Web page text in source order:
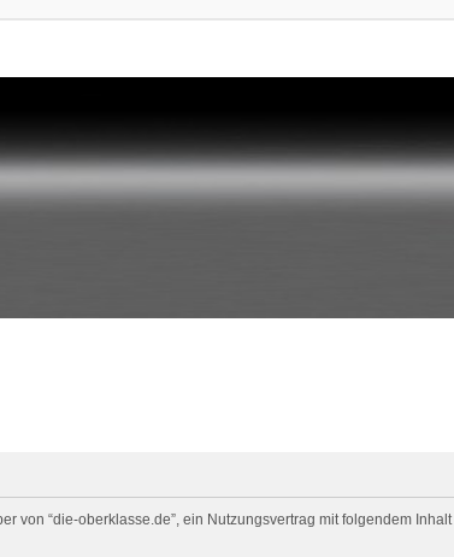
von “die-oberklasse.de”, ein Nutzungsvertrag mit folgendem